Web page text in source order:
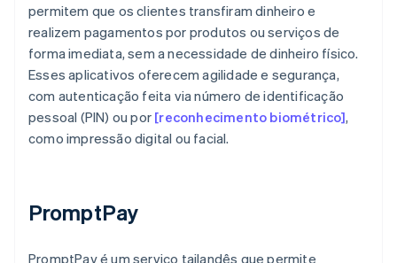
permitem que os clientes transfiram dinheiro e
realizem pagamentos por produtos ou serviços de
forma imediata, sem a necessidade de dinheiro físico.
Esses aplicativos oferecem agilidade e segurança,
com autenticação feita via número de identificação
pessoal (PIN) ou por [reconhecimento biométrico],
como impressão digital ou facial.
PromptPay
PromptPay é um serviço tailandês que permite